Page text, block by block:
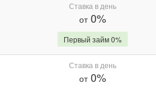
Ставка в день
от0%
Первый займ 0%
Ставка в день
от0%